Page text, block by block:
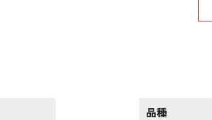
品種